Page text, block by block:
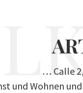
… Calle
und Wohnen